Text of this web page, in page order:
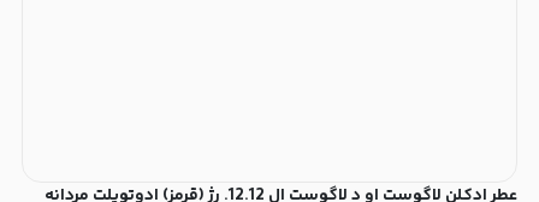
عطر ادکلن لاگوست او د لاگوست ال 12.12. رژ (قرمز) ادوتویلت مردانه